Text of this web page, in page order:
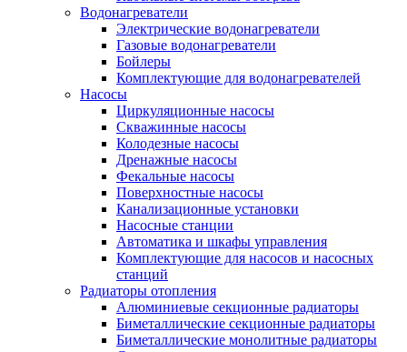
Водонагреватели
Электрические водонагреватели
Газовые водонагреватели
Бойлеры
Комплектующие для водонагревателей
Насосы
Циркуляционные насосы
Скважинные насосы
Колодезные насосы
Дренажные насосы
Фекальные насосы
Поверхностные насосы
Канализационные установки
Насосные станции
Автоматика и шкафы управления
Комплектующие для насосов и насосных
станций
Радиаторы отопления
Алюминиевые секционные радиаторы
Биметаллические секционные радиаторы
Биметаллические монолитные радиаторы